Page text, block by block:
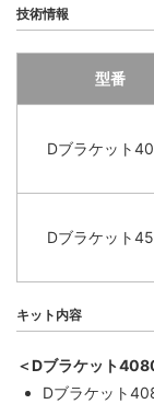
技術情報
型番
Dブラケット
Dブラケット
キット内容
＜Dブラケット
Dブラケット